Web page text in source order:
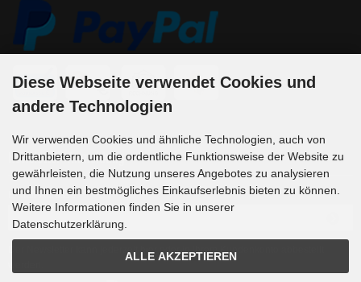
Newsletter-Anmeldung
E-Mail-Adresse:
Der Newsletter kann jederzeit hier oder in Ihrem Kundenkonto abbestellt
Diese Webseite verwendet Cookies und
andere Technologien
Wir verwenden Cookies und ähnliche Technologien, auch von
Drittanbietern, um die ordentliche Funktionsweise der Website zu
gewährleisten, die Nutzung unseres Angebotes zu analysieren
und Ihnen ein bestmögliches Einkaufserlebnis bieten zu können.
Weitere Informationen finden Sie in unserer
Datenschutzerklärung.
ALLE AKZEPTIEREN